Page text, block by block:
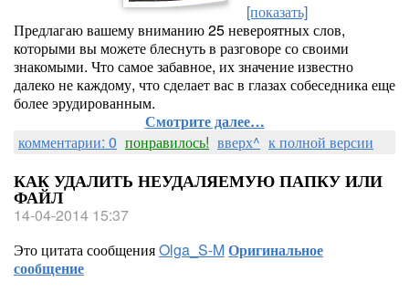
[показать]
Предлагаю вашему вниманию 25 невероятных слов,
которыми вы можете блеснуть в разговоре со своими
знакомыми. Что самое забавное, их значение известно
далеко не каждому, что сделает вас в глазах собеседника еще
более эрудированным.
Смотрите далее…
комментарии: 0 понравилось! вверх^ к полной версии
КАК УДАЛИТЬ НЕУДАЛЯЕМУЮ ПАПКУ ИЛИ
ФАЙЛ
14-04-2014 15:37
Это цитата сообщенияOlga_S-MОригинальное
сообщение